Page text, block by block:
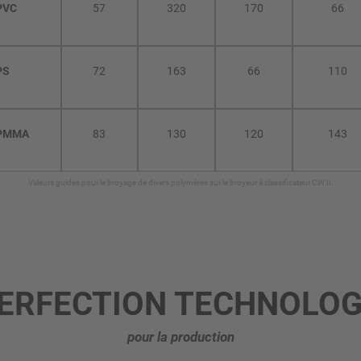
57 320 170 66
72 163 66 110
83 130 120 143
pour la production